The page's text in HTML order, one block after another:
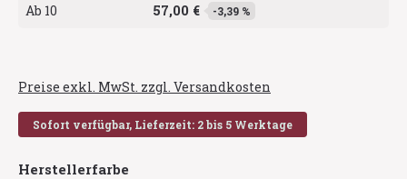
Ab 10 57,00 € -3,39 %
Preise exkl. MwSt. zzgl. Versandkosten
Sofort verfügbar, Lieferzeit: 2 bis 5 Werktage
Herstellerfarbe